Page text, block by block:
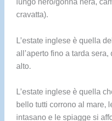
cravatta).
L’estate inglese è quella
all’aperto fino a tarda
alto.
L’estate inglese è quella
bello tutti corrono al mare,
intasano e le spiagge si